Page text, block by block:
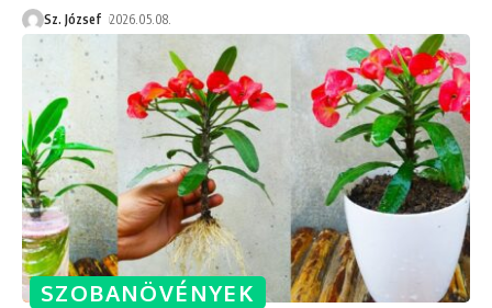
Sz. József 2026.05.08.
SZOBANÖVÉNYEK